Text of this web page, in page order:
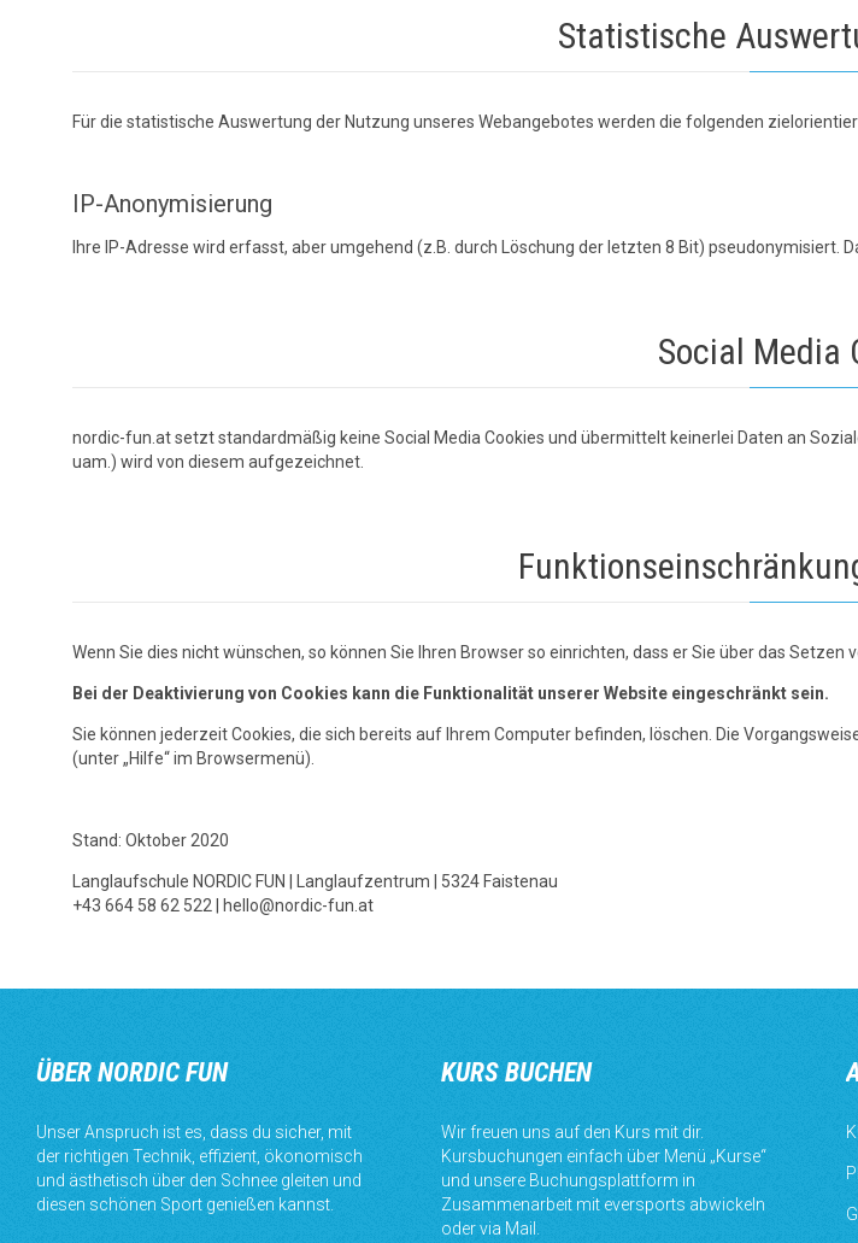
Statistische
Für die statistische Auswertung der Nutzung unseres Webangebotes werden die folgenden
IP-Anonymisierung
Ihre IP-Adresse wird erfasst, aber umgehend (z.B. durch Löschung der letzten 8 Bit) pseudonymisiert.
Social Media
nordic-fun.at setzt standardmäßig keine Social Media Cookies und übermittelt keinerlei Daten an
uam.) wird von diesem aufgezeichnet.
Wenn Sie dies nicht wünschen, so können Sie Ihren Browser so einrichten, dass er Sie über das
Bei der Deaktivierung von Cookies kann die Funktionalität unserer Website eingeschränkt sein.
Sie können jederzeit Cookies, die sich bereits auf Ihrem Computer befinden, löschen. Die
(unter „Hilfe“ im Browsermenü).
Stand: Oktober 2020
Langlaufschule NORDIC FUN | Langlaufzentrum | 5324 Faistenau
+43 664 58 62 522 | hello@nordic-fun.at
ÜBER NORDIC FUN
Unser Anspruch ist es, dass du sicher, mit
der richtigen Technik, effizient, ökonomisch
und ästhetisch über den Schnee gleiten und
diesen schönen Sport genießen kannst.
KURS BUCHEN
Wir freuen uns auf den Kurs mit dir.
Kursbuchungen einfach über Menü „Kurse“
und unsere Buchungsplattform in
Zusammenarbeit mit eversports abwickeln
oder via Mail.